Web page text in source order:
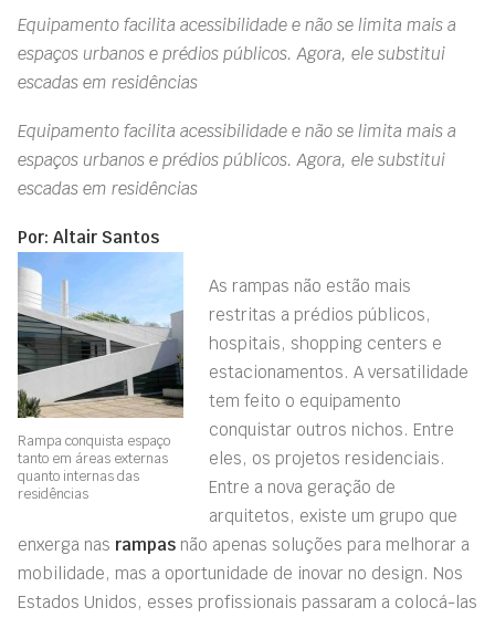
Equipamento facilita acessibilidade e não se limita mais a
espaços urbanos e prédios públicos. Agora, ele substitui
escadas em residências
Equipamento facilita acessibilidade e não se limita mais a
espaços urbanos e prédios públicos. Agora, ele substitui
escadas em residências
Por: Altair Santos
Rampa conquista espaço
tanto em áreas externas
quanto internas das
residências
As rampas não estão mais
restritas a prédios públicos,
hospitais, shopping centers e
estacionamentos. A versatilidade
tem feito o equipamento
conquistar outros nichos. Entre
eles, os projetos residenciais.
Entre a nova geração de
arquitetos, existe um grupo que
enxerga nas rampas não apenas soluções para melhorar a
mobilidade, mas a oportunidade de inovar no design. Nos
Estados Unidos, esses profissionais passaram a colocá-las